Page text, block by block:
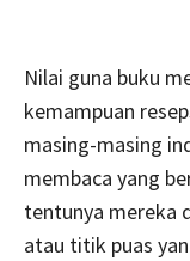
Nilai guna buku
kemampuan
masing-masing
membaca yang
tentunya mereka
atau titik puas